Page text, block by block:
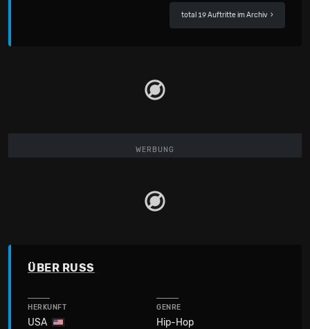
total 19 Auftritte im Archiv ›
WERBUNG
ÜBER RUSS
HERKUNFT
USA
GENRE
Hip-Hop